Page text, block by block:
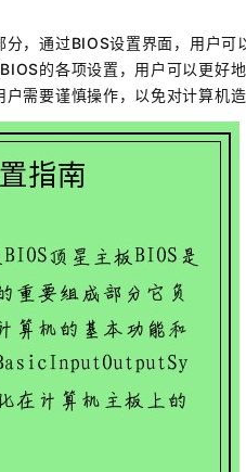
，通过BIOS设置界面，用户可
的各项设置，用户可以更好
需要谨慎操作，以免对计算机造